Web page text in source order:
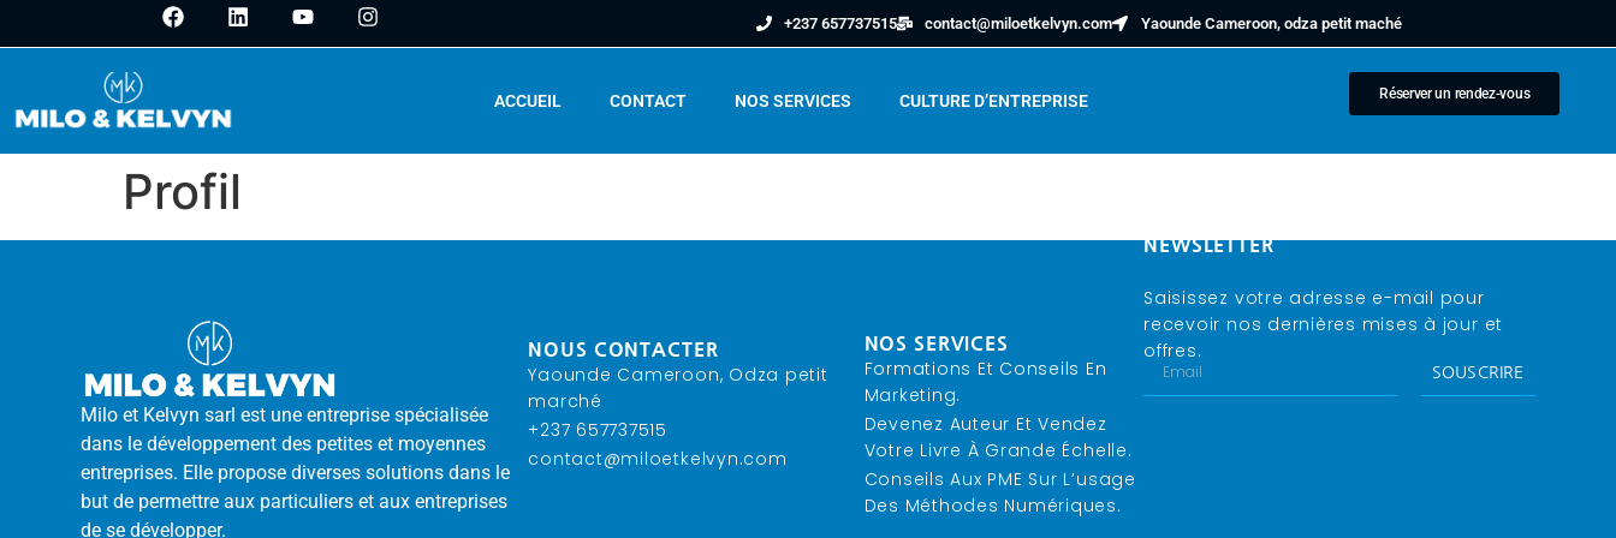
+237 657737515 contact@miloetkelvyn.com Yaounde Cameroon, odza petit maché
ACCUEIL CONTACT NOS SERVICES CULTURE D’ENTREPRISE Réserver un rendez-vous
Profil
Milo et Kelvyn sarl est une entreprise spécialisée
dans le développement des petites et moyennes
entreprises. Elle propose diverses solutions dans le
but de permettre aux particuliers et aux entreprises
de se développer.
NOUS CONTACTER
Yaounde Cameroon, Odza petit
marché
+237 657737515
contact@miloetkelvyn.com
NOS SERVICES
Formations Et Conseils En
Marketing.
Devenez Auteur Et Vendez
Votre Livre À Grande Échelle.
Conseils Aux PME Sur L’usage
Des Méthodes Numériques.
NEWSLETTER
Saisissez votre adresse e-mail pour
recevoir nos dernières mises à jour et
offres.
SOUSCRIRE